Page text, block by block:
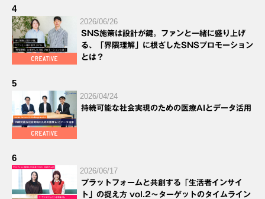
4
2026/06/26
SNS施策は設計が鍵。ファンと一緒に盛り上げ
る、「界隈理解」に根ざしたSNSプロモーション
とは？
5
2026/04/24
持続可能な社会実現のための医療AIとデータ活用
6
2026/06/17
プラットフォームと共創する「生活者インサイ
ト」の捉え方 vol.2～ターゲットのタイムライン